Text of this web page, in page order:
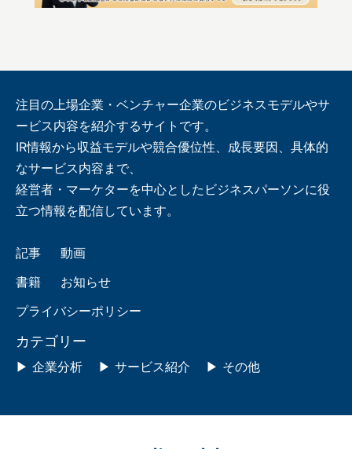
注目の上場企業・ベンチャー企業のビジネスモデルやサ
ービス内容を紹介するサイトです。
IR情報から収益モデルや競合優位性、成長要因、具体的
なサービス内容まで、
経営者・マーケターを中心としたビジネスパーソンに役
立つ情報を配信しています。
記事
動画
書籍
お知らせ
プライバシーポリシー
カテゴリー
企業分析 サービス紹介 その他